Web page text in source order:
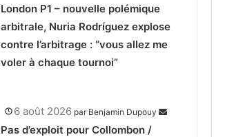
London P1 – nouvelle polémique
arbitrale, Nuria Rodríguez explose
contre l’arbitrage : “vous allez me
voler à chaque tournoi”
6 août 2026 par Benjamin Dupouy
Pas d’exploit pour Collombon /